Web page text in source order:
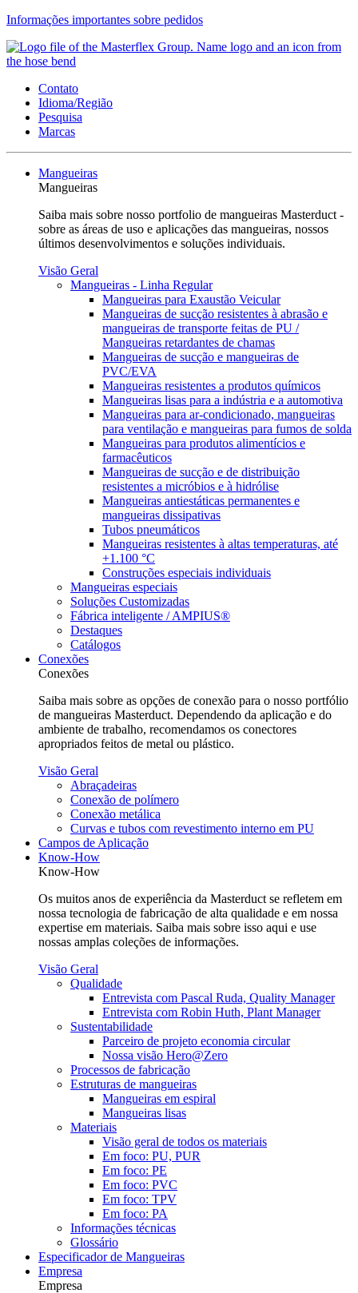
Informações importantes sobre pedidos
Contato
Idioma/Região
Pesquisa
Marcas
Mangueiras
Mangueiras
Saiba mais sobre nosso portfolio de mangueiras Masterduct -
sobre as áreas de uso e aplicações das mangueiras, nossos
últimos desenvolvimentos e soluções individuais.
Visão Geral
Mangueiras - Linha Regular
Mangueiras para Exaustão Veicular
Mangueiras de sucção resistentes à abrasão e
mangueiras de transporte feitas de PU /
Mangueiras retardantes de chamas
Mangueiras de sucção e mangueiras de
PVC/EVA
Mangueiras resistentes a produtos químicos
Mangueiras lisas para a indústria e a automotiva
Mangueiras para ar-condicionado, mangueiras
para ventilação e mangueiras para fumos de solda
Mangueiras para produtos alimentícios e
farmacêuticos
Mangueiras de sucção e de distribuição
resistentes a micróbios e à hidrólise
Mangueiras antiestáticas permanentes e
mangueiras dissipativas
Tubos pneumáticos
Mangueiras resistentes à altas temperaturas, até
+1.100 °C
Construções especiais individuais
Mangueiras especiais
Soluções Customizadas
Fábrica inteligente / AMPIUS®
Destaques
Catálogos
Conexões
Conexões
Saiba mais sobre as opções de conexão para o nosso portfólio
de mangueiras Masterduct. Dependendo da aplicação e do
ambiente de trabalho, recomendamos os conectores
apropriados feitos de metal ou plástico.
Visão Geral
Abraçadeiras
Conexão de polímero
Conexão metálica
Curvas e tubos com revestimento interno em PU
Campos de Aplicação
Know-How
Know-How
Os muitos anos de experiência da Masterduct se refletem em
nossa tecnologia de fabricação de alta qualidade e em nossa
expertise em materiais. Saiba mais sobre isso aqui e use
nossas amplas coleções de informações.
Visão Geral
Qualidade
Entrevista com Pascal Ruda, Quality Manager
Entrevista com Robin Huth, Plant Manager
Sustentabilidade
Parceiro de projeto economia circular
Nossa visão Hero@Zero
Processos de fabricação
Estruturas de mangueiras
Mangueiras em espiral
Mangueiras lisas
Materiais
Visão geral de todos os materiais
Em foco: PU, PUR
Em foco: PE
Em foco: PVC
Em foco: TPV
Em foco: PA
Informações técnicas
Glossário
Especificador de Mangueiras
Empresa
Empresa